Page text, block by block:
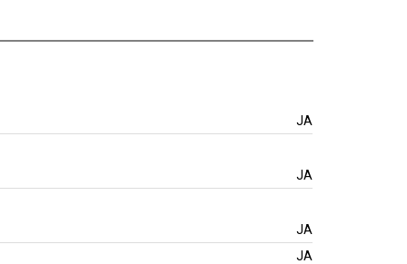
JA
JA
JA
JA